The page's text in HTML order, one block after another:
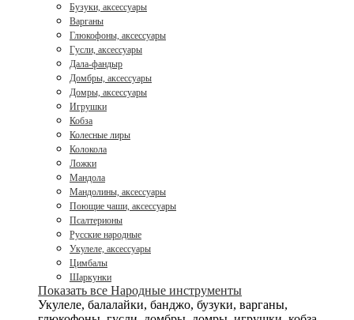
Бузуки, аксессуары
Варганы
Глюкофоны, аксессуары
Гусли, аксессуары
Дала-фандыр
Домбры, аксессуары
Домры, аксессуары
Игрушки
Кобза
Колесные лиры
Колокола
Ложки
Мандола
Мандолины, аксессуары
Поющие чаши, аксессуары
Псалтерионы
Русские народные
Укулеле, аксессуары
Цимбалы
Шаркунки
Показать все Народные инструменты
Укулеле, балалайки, банджо, бузуки, варганы,